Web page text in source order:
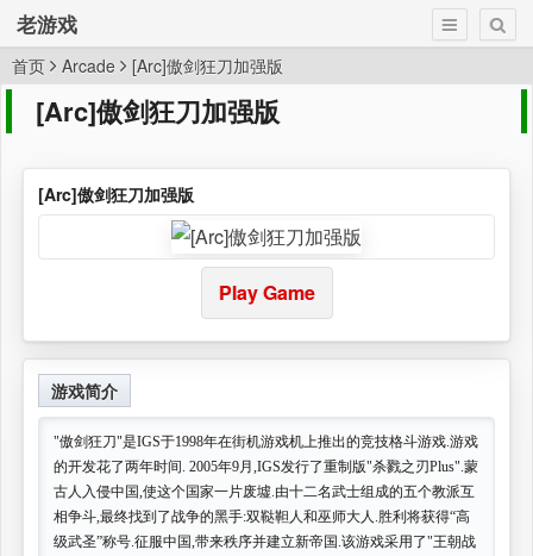
老游戏
首页 Arcade [Arc]傲剑狂刀加强版
[Arc]傲剑狂刀加强版
[Arc]傲剑狂刀加强版
Play Game
游戏简介
"傲剑狂刀"是IGS于1998年在街机游戏机上推出的竞技格斗游戏.游戏
的开发花了两年时间. 2005年9月,IGS发行了重制版"杀戮之刃Plus".蒙
古人入侵中国,使这个国家一片废墟.由十二名武士组成的五个教派互
相争斗,最终找到了战争的黑手:双鞑靼人和巫师大人.胜利将获得“高
级武圣”称号.征服中国,带来秩序并建立新帝国.该游戏采用了"王朝战